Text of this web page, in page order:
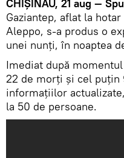
CHIȘINĂU, 21 aug —
Gaziantep, aflat la
Aleppo, s-a produs o
unei nunți, în noaptea
Imediat după
22 de morți și cel puțin
informațiilor
la 50 de persoane.